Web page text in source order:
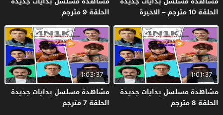
الحلقة 10 مترجم – الاخيرة
الحلقة 9 مترجم
1:01:37
مشاهدة مسلسل بدايات جديدة
الحلقة 8 مترجم
1:03:37
مشاهدة مسلسل بدايات جديدة
الحلقة 7 مترجم